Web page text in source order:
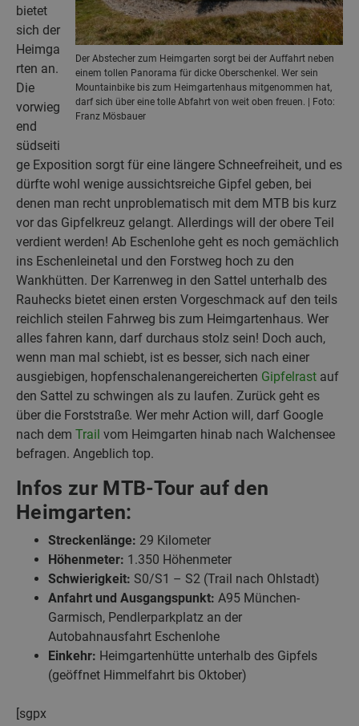
Der Abstecher zum Heimgarten sorgt bei der Auffahrt neben
einem tollen Panorama für dicke Oberschenkel. Wer sein
Mountainbike bis zum Heimgartenhaus mitgenommen hat,
darf sich über eine tolle Abfahrt von weit oben freuen. | Foto:
Franz Mösbauer
bietet
sich der
Heimga
rten an.
Die
vorwieg
end
südseiti
ge Exposition sorgt für eine längere Schneefreiheit, und es
dürfte wohl wenige aussichtsreiche Gipfel geben, bei
denen man recht unproblematisch mit dem MTB bis kurz
vor das Gipfelkreuz gelangt. Allerdings will der obere Teil
verdient werden! Ab Eschenlohe geht es noch gemächlich
ins Eschenleinetal und den Forstweg hoch zu den
Wankhütten. Der Karrenweg in den Sattel unterhalb des
Rauhecks bietet einen ersten Vorgeschmack auf den teils
reichlich steilen Fahrweg bis zum Heimgartenhaus. Wer
alles fahren kann, darf durchaus stolz sein! Doch auch,
wenn man mal schiebt, ist es besser, sich nach einer
ausgiebigen, hopfenschalenangereicherten Gipfelrast auf
den Sattel zu schwingen als zu laufen. Zurück geht es
über die Forststraße. Wer mehr Action will, darf Google
nach dem Trail vom Heimgarten hinab nach Walchensee
befragen. Angeblich top.
Infos zur MTB-Tour auf den
Heimgarten:
Streckenlänge: 29 Kilometer
Höhenmeter: 1.350 Höhenmeter
Schwierigkeit: S0/S1 – S2 (Trail nach Ohlstadt)
Anfahrt und Ausgangspunkt: A95 München-
Garmisch, Pendlerparkplatz an der
Autobahnausfahrt Eschenlohe
Einkehr: Heimgartenhütte unterhalb des Gipfels
(geöffnet Himmelfahrt bis Oktober)
[sgpx